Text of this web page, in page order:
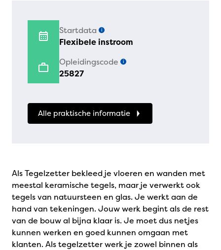
Startdata i
Flexibele instroom
Opleidingscode
i
25827
Alle praktische informatie
Als Tegelzetter bekleed je vloeren en wanden met
meestal keramische tegels, maar je verwerkt ook
tegels van natuursteen en glas. Je werkt aan de
hand van tekeningen. Jouw werk begint als de rest
van de bouw al bijna klaar is. Je moet dus netjes
kunnen werken en goed kunnen omgaan met
klanten. Als tegelzetter werk je zowel binnen als